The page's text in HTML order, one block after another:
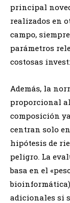
principal
realizados en
campo,
parámetros
costosas
Además, la
proporcional
composición
centran solo
hipótesis de
peligro. La
basa en el
adicionales si